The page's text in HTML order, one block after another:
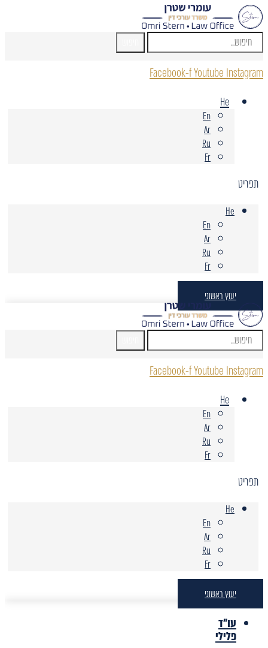
Facebook-fYoutube Instagram
He
En
Ar
Ru
Fr
תפריט
He
En
Ar
Ru
Fr
יעוץ ראשוני
Facebook-fYoutube Instagram
He
En
Ar
Ru
Fr
תפריט
He
En
Ar
Ru
Fr
יעוץ ראשוני
עו"ד
פלילי